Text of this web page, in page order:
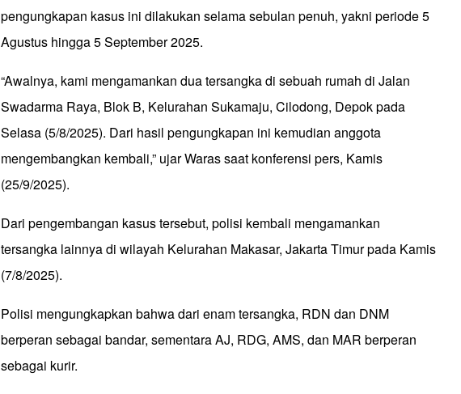
pengungkapan kasus ini dilakukan selama sebulan penuh, yakni periode 5
Agustus hingga 5 September 2025.
“Awalnya, kami mengamankan dua tersangka di sebuah rumah di Jalan
Swadarma Raya, Blok B, Kelurahan Sukamaju, Cilodong, Depok pada
Selasa (5/8/2025). Dari hasil pengungkapan ini kemudian anggota
mengembangkan kembali,” ujar Waras saat konferensi pers, Kamis
(25/9/2025).
Dari pengembangan kasus tersebut, polisi kembali mengamankan
tersangka lainnya di wilayah Kelurahan Makasar, Jakarta Timur pada Kamis
(7/8/2025).
Polisi mengungkapkan bahwa dari enam tersangka, RDN dan DNM
berperan sebagai bandar, sementara AJ, RDG, AMS, dan MAR berperan
sebagai kurir.